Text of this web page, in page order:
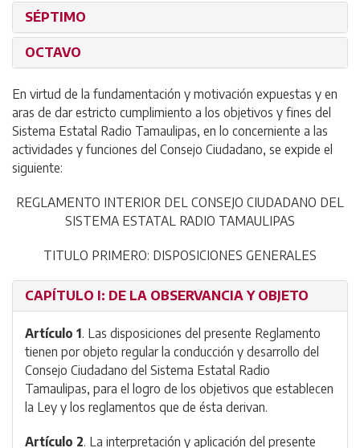
SÉPTIMO
OCTAVO
En virtud de la fundamentación y motivación expuestas y en
aras de dar estricto cumplimiento a los objetivos y fines del
Sistema Estatal Radio Tamaulipas, en lo concerniente a las
actividades y funciones del Consejo Ciudadano, se expide el
siguiente:
REGLAMENTO INTERIOR DEL CONSEJO CIUDADANO DEL
SISTEMA ESTATAL RADIO TAMAULIPAS
TITULO PRIMERO: DISPOSICIONES GENERALES
CAPÍTULO I: DE LA OBSERVANCIA Y OBJETO
Artículo 1. Las disposiciones del presente Reglamento
tienen por objeto regular la conducción y desarrollo del
Consejo Ciudadano del Sistema Estatal Radio
Tamaulipas, para el logro de los objetivos que establecen
la Ley y los reglamentos que de ésta derivan.
Artículo 2. La interpretación y aplicación del presente